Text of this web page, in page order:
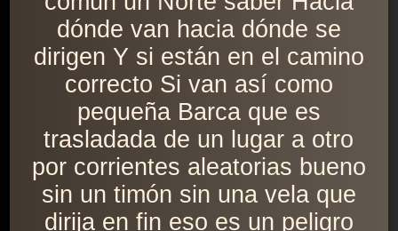
dónde van hacia dónde se
dirigen Y si están en el camino
correcto Si van así como
pequeña Barca que es
trasladada de un lugar a otro
por corrientes aleatorias bueno
sin un timón sin una vela que
dirija en fin eso es un peligro